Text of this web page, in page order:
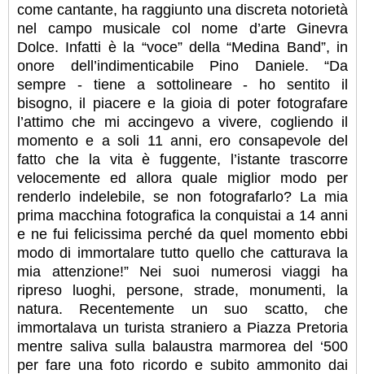
come cantante, ha raggiunto una discreta notorietà
nel campo musicale col nome d’arte Ginevra
Dolce. Infatti è la “voce” della “Medina Band”, in
onore dell’indimenticabile Pino Daniele. “Da
sempre - tiene a sottolineare - ho sentito il
bisogno, il piacere e la gioia di poter fotografare
l’attimo che mi accingevo a vivere, cogliendo il
momento e a soli 11 anni, ero consapevole del
fatto che la vita è fuggente, l’istante trascorre
velocemente ed allora quale miglior modo per
renderlo indelebile, se non fotografarlo? La mia
prima macchina fotografica la conquistai a 14 anni
e ne fui felicissima perché da quel momento ebbi
modo di immortalare tutto quello che catturava la
mia attenzione!” Nei suoi numerosi viaggi ha
ripreso luoghi, persone, strade, monumenti, la
natura. Recentemente un suo scatto, che
immortalava un turista straniero a Piazza Pretoria
mentre saliva sulla balaustra marmorea del ‘500
per fare una foto ricordo e subito ammonito dai